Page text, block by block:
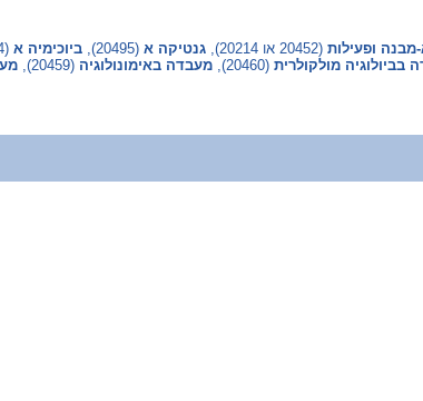
מבנה ופעילות(‏ 20452 או 20214‎)‏, גנטיקה א (‏ 20495‎)‏, ביוכימיה א (‏ 20204‎)‏,
בביולוגיה מולקולרית (‏ 20460‎)‏, מעבדה באימונולוגיה (‏ 20459‎)‏,